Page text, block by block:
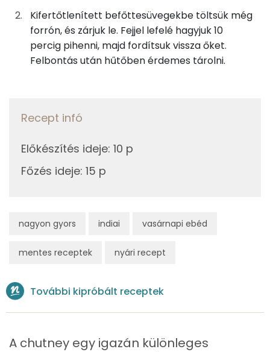
nagyon gyors indiai vasárnapi ebéd
mentes receptek nyári recept
63g
mangó
25g cukor
97 kcal
1gsó
0 kcal
1g almaecet
0g bors
Magnézium
Szelén
Fehérje
Zsír
Összesen
Kifertőtlenített befőttesüvegekbe töltsük még
forrón, és zárjuk le. Fejjel lefelé hagyjuk 10
percig pihenni, majd fordítsuk vissza őket.
Felbontás után hűtőben érdemes tárolni.
Recept infó
Előkészítés ideje: 10 p
Főzés ideje: 15 p
További kipróbált receptek
A chutney egy igazán különleges